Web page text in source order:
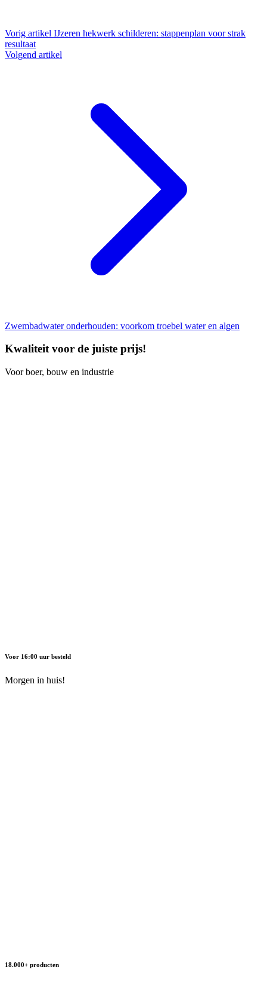
Vorig artikel IJzeren hekwerk schilderen: stappenplan voor strak
resultaat
Volgend artikel
Zwembadwater onderhouden: voorkom troebel water en algen
Kwaliteit voor de juiste prijs!
Voor boer, bouw en industrie
Voor 16:00 uur besteld
Morgen in huis!
18.000+ producten